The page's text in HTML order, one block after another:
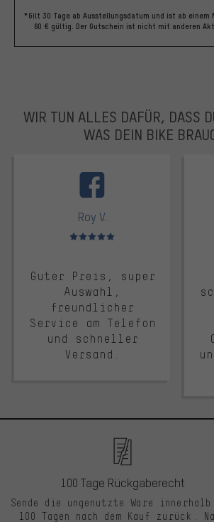
*Gilt 30 Tage ab Ausstellungsdatum und ist ab
60 € gültig. Der Gutschein ist nicht mit anderen
WIR TUN ALLES DAFÜR, DASS
WAS DEIN BIKE
Roy V.
Bewertungen: 5 von 5
Guter Preis, super
Auswahl,
freundlicher
Service am Telefon
und schneller
Versand.
100 Tage Rückgaberecht
Sende die ungenutzte Ware innerhalb
100 Tagen nach dem Kauf zurück.